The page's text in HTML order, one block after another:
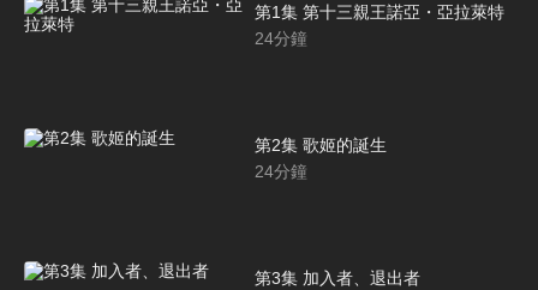
第1集 第十三親王諾亞・亞拉萊特
24分鐘
第2集 歌姬的誕生
24分鐘
第3集 加入者、退出者